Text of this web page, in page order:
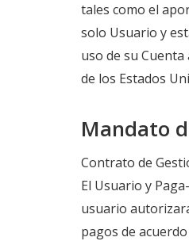
tales como el
solo Usuario y
uso de su
de los Estados
Mandato
Contrato de
El Usuario y
usuario
pagos de